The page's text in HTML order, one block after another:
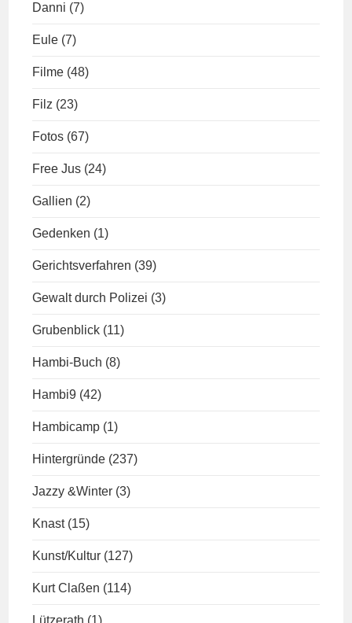
Danni (7)
Eule (7)
Filme (48)
Filz (23)
Fotos (67)
Free Jus (24)
Gallien (2)
Gedenken (1)
Gerichtsverfahren (39)
Gewalt durch Polizei (3)
Grubenblick (11)
Hambi-Buch (8)
Hambi9 (42)
Hambicamp (1)
Hintergründe (237)
Jazzy &Winter (3)
Knast (15)
Kunst/Kultur (127)
Kurt Claßen (114)
Lützerath (1)